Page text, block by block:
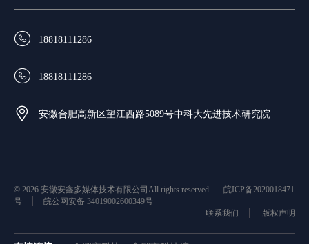
 18818111286
 18818111286
 安徽合肥高新区望江西路5089号中科大先进技术研究院
© 2026 安徽安鑫多媒体技术有限公司All rights reserved.
皖ICP备2020018471
号
皖公网安备 34019002600349号
联系我们
版权声明